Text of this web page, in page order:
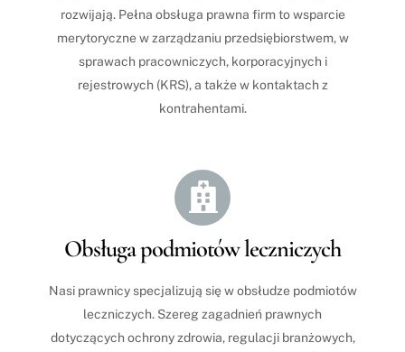
rozwijają. Pełna obsługa prawna firm to wsparcie
merytoryczne w zarządzaniu przedsiębiorstwem, w
sprawach pracowniczych, korporacyjnych i
rejestrowych (KRS), a także w kontaktach z
kontrahentami.
Icon
label
Obsługa podmiotów leczniczych
Nasi prawnicy specjalizują się w obsłudze podmiotów
leczniczych. Szereg zagadnień prawnych
dotyczących ochrony zdrowia, regulacji branżowych,